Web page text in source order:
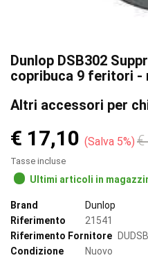
Dunlop DSB302
copribuca 9 feritori -
Altri accessori per
€ 17,10 Salva 5% €
Tasse incluse
Ultimi articoli in
Brand
Dunlop
Riferimento
21541
Riferimento Fornitore
Condizione
Nuovo